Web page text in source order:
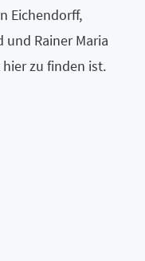
Eichendorff,
Rainer Maria
zu finden ist.